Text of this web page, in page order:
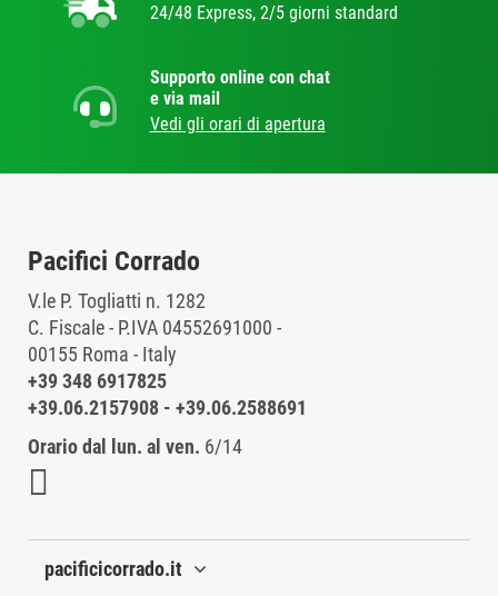
24/48 Express, 2/5 giorni standard
Supporto online con chat
e via mail
Vedi gli orari di apertura
Pacifici Corrado
V.le P. Togliatti n. 1282
C. Fiscale - P.IVA 04552691000 -
00155 Roma - Italy
+39 348 6917825
+39.06.2157908 - +39.06.2588691
Orario dal lun. al ven. 6/14
pacificicorrado.it